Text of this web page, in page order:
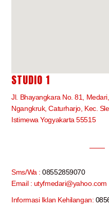
STUDIO 1
Jl. Bhayangkara No. 81,
Ngangkruk, Caturharjo, Kec.
Istimewa Yogyakarta 55515
Sms/Wa :08552859070
Email : utyfmedari@yahoo.com
Informasi Iklan Kehilangan: